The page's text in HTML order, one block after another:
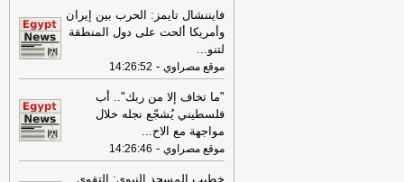
فايننشال تايمز: الحرب بين إيران
وأمريكا ألحت على دول المنطقة
لتنو...
موقع مصراوي -
14:26:52
"ما تخاف إلا من ربك".. أب
فلسطيني يُشجّع نجله خلال
مواجهة مع الاح...
موقع مصراوي -
14:26:46
خطيب المسجد النبوي: التقوى